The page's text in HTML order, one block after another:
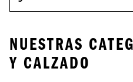
NUESTRAS
Y CALZADO